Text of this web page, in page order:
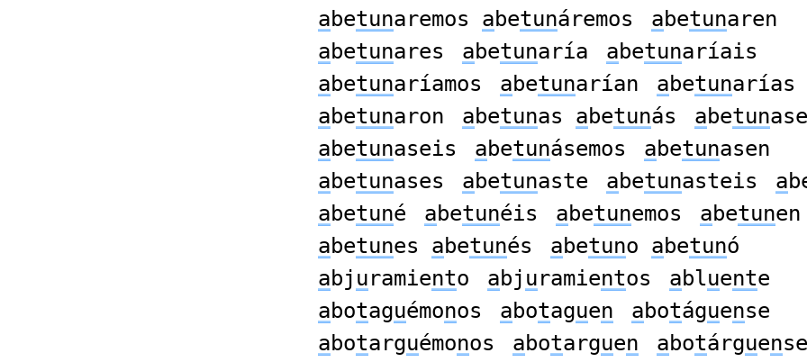
abetunaremos abetunáremos abetunaren
abetunares abetunaría abetunaríais
abetunaríamos abetunarían abetunarías
abetunaron abetunas abetunás abetunase
abetunaseis abetunásemos abetunasen
abetunases abetunaste abetunasteis a
abetuné abetunéis abetunemos abetunen
abetunes abetunés abetuno abetunó
abj uramiento abj uramientos abluente
abotaguémonos abotaguen abotáguense
abotarguémonos abotarguen abotárguense